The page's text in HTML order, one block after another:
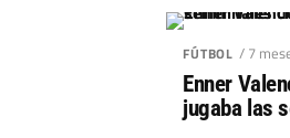
FÚTBOL / 7
Enner
jugaba las